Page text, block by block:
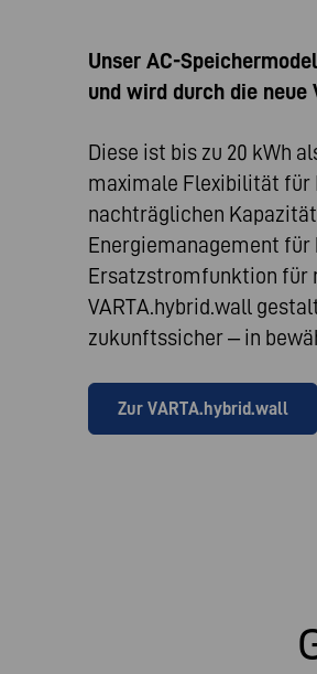
Unser AC-
und wird durch die neue
Diese ist bis zu 20 kWh
maximale Flexibilität für
nachträglichen
Energiemanagement für
Ersatzstromfunktion für
VARTA.hybrid.wall
zukunftssicher – in
Zur VARTA.hybrid.wall